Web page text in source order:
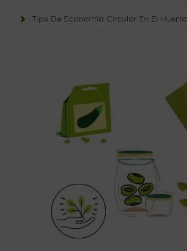
Tips De Economía Circular En El Huerto